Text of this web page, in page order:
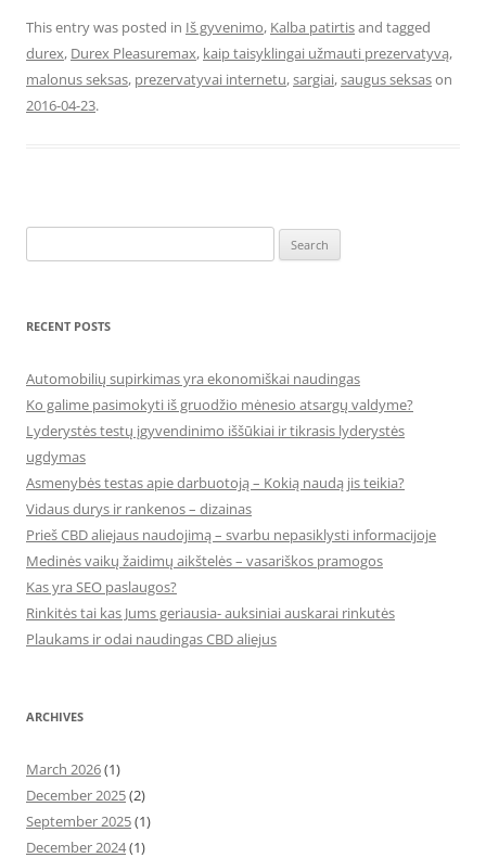
This entry was posted in Iš gyvenimo, Kalba patirtisand tagged
durex, Durex Pleasuremax, kaip taisyklingai užmauti prezervatyvą,
malonus seksas, prezervatyvai internetu,sargiai,saugus seksason
2016-04-23.
for:
RECENT POSTS
Automobilių supirkimas yra ekonomiškai naudingas
Ko galime pasimokyti iš gruodžio mėnesio atsargų valdyme?
Lyderystės testų įgyvendinimo iššūkiai ir tikrasis lyderystės
ugdymas
Asmenybės testas apie darbuotoją – Kokią naudą jis teikia?
Vidaus durys ir rankenos – dizainas
Prieš CBD aliejaus naudojimą – svarbu nepasiklysti informacijoje
Medinės vaikų žaidimų aikštelės – vasariškos pramogos
Kas yra SEO paslaugos?
Rinkitės tai kas Jums geriausia- auksiniai auskarai rinkutės
Plaukams ir odai naudingas CBD aliejus
ARCHIVES
March 2026(1)
December 2025(2)
September 2025(1)
December 2024(1)